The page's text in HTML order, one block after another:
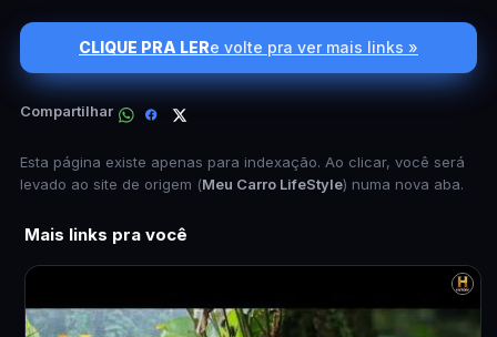
CLIQUE PRA LERe volte pra ver mais links »
Compartilhar
Esta página existe apenas para indexação. Ao clicar, você será
levado ao site de origem (Meu Carro LifeStyle) numa nova aba.
Mais links pra você